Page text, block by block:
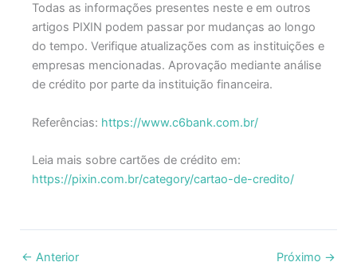
Todas as informações presentes neste e em outros
artigos PIXIN podem passar por mudanças ao longo
do tempo. Verifique atualizações com as instituições e
empresas mencionadas. Aprovação mediante análise
de crédito por parte da instituição financeira.
Referências: https://www.c6bank.com.br/
Leia mais sobre cartões de crédito em:
https://pixin.com.br/category/cartao-de-credito/
← Anterior Próximo →